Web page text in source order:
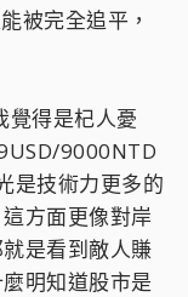
被完全追平，
覺得是杞人憂
9000NTD
是技術力更多的
方面更像對岸
是看到敵人賺
明知道股市是